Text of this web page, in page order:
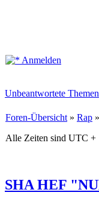
Anmelden
Unbeantwortete Themen
Foren-Übersicht » Rap »
Alle Zeiten sind UTC +
SHA HEF